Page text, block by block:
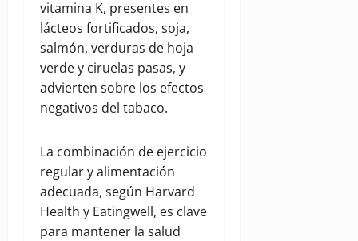
vitamina K, presentes en
lácteos fortificados, soja,
salmón, verduras de hoja
verde y ciruelas pasas, y
advierten sobre los efectos
negativos del tabaco.
La combinación de ejercicio
regular y alimentación
adecuada, según Harvard
Health y Eatingwell, es clave
para mantener la salud